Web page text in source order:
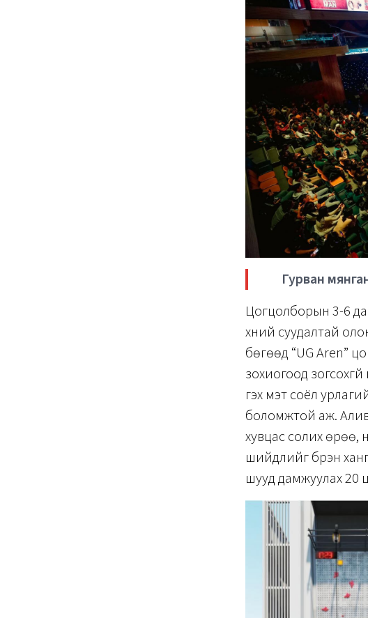
Гурван
Цогцолборын 3-6
хүний суудалтай
бөгөөд “UG Aren”
зохиогоод
гэх мэт соёл
боломжтой аж.
хувцас солих өрөө,
шийдлийг бүрэн
шууд дамжуулах 20